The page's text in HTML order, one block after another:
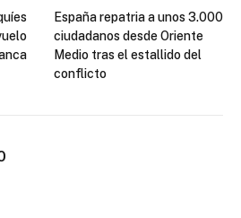
España repatria a unos 3.000
ciudadanos desde Oriente
Medio tras el estallido del
conflicto